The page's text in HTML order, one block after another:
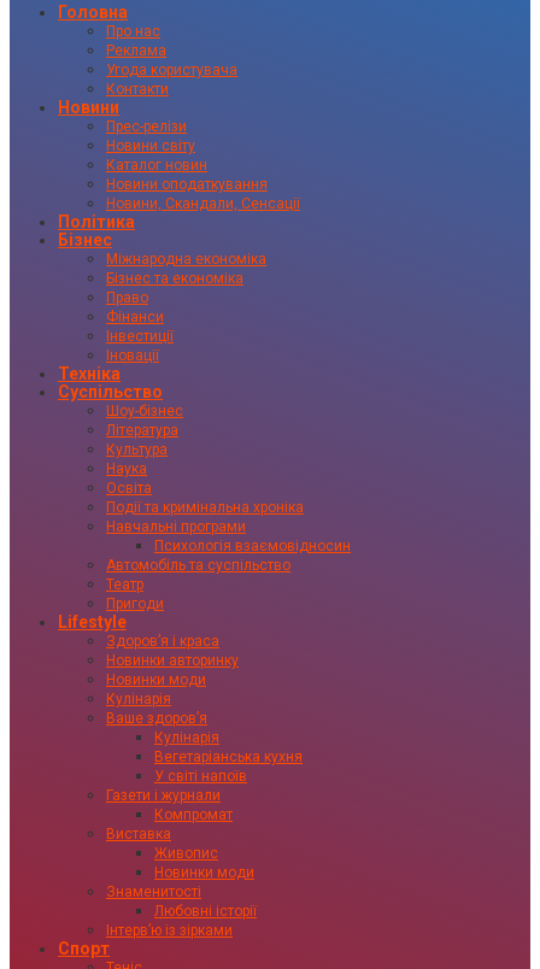
Головна
Про нас
Реклама
Угода користувача
Контакти
Новини
Прес-релізи
Новини світу
Каталог новин
Новини оподаткування
Новини, Скандали, Сенсації
Політика
Бізнес
Міжнародна економіка
Бізнес та економіка
Право
Фінанси
Інвестиції
Іновації
Техніка
Суспільство
Шоу-бізнес
Література
Культура
Наука
Освіта
Події та кримінальна хроніка
Навчальні програми
Психологія взаємовідносин
Автомобіль та суспільство
Театр
Пригоди
Lifestyle
Здоровʼя і краса
Новинки авторинку
Новинки моди
Кулінарія
Ваше здоровʼя
Кулінарія
Вегетаріанська кухня
У світі напоїв
Газети і журнали
Компромат
Виставка
Живопис
Новинки моди
Знаменитості
Любовні історії
Інтервʼю із зірками
Спорт